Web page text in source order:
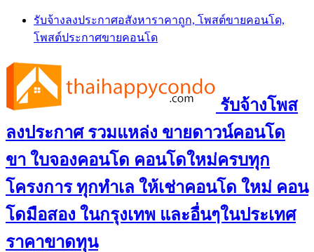
Skip
content
รับจ้างลงประกาศอสังหาราคาถูก, โพสต์ขายคอนโด,
โพสต์ประกาศขายคอนโด
รับจ้างโพส
ลงประกาศ รวมแหล่ง ขายดาวน์คอนโด
ขา ใบจองคอนโด คอนโดใหม่ครบทุก
โครงการ ทุกทำเล ให้เช่าคอนโด ใหม่ คอน
โดมือสอง ในกรุงเทพ และอื่นๆในประเทศ
ราคาขาดทุน